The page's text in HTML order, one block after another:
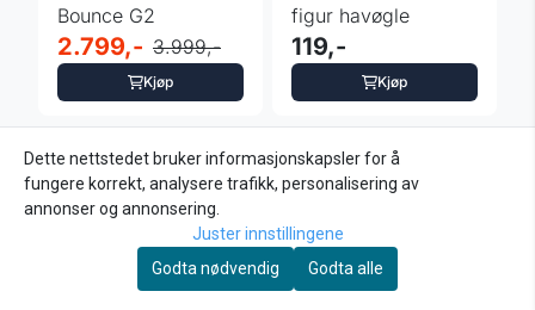
Bounce G2
2.799,- 3.999,-
Kjøp
figur havøgle
119,-
Kjøp
Dette nettstedet bruker informasjonskapsler for å
fungere korrekt, analysere trafikk, personalisering av
annonser og annonsering.
Juster innstillingene
Godta nødvendig
Godta alle